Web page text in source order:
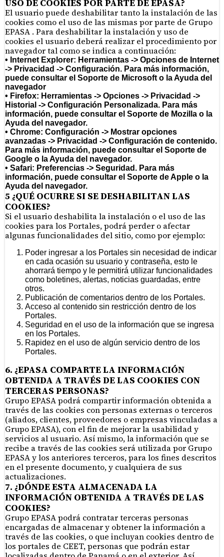
USO DE COOKIES POR PARTE DE EPASA?
El usuario puede deshabilitar tanto la instalación de las
cookies como el uso de las mismas por parte de Grupo
EPASA . Para deshabilitar la instalación y uso de
cookies el usuario deberá realizar el procedimiento por
navegador tal como se indica a continuación:
• Internet Explorer: Herramientas -> Opciones de Internet
-> Privacidad -> Configuración. Para más información,
puede consultar el Soporte de Microsoft o la Ayuda del
navegador
• Firefox: Herramientas -> Opciones -> Privacidad ->
Historial -> Configuración Personalizada. Para más
información, puede consultar el Soporte de Mozilla o la
Ayuda del navegador.
• Chrome: Configuración -> Mostrar opciones
avanzadas -> Privacidad -> Configuración de contenido.
Para más información, puede consultar el Soporte de
Google o la Ayuda del navegador.
• Safari: Preferencias -> Seguridad. Para más
información, puede consultar el Soporte de Apple o la
Ayuda del navegador.
5 ¿QUÉ OCURRE SI SE DESHABILITAN LAS
COOKIES?
Si el usuario deshabilita la instalación o el uso de las
cookies para los Portales, podrá perder o afectar
algunas funcionalidades del sitio, como por ejemplo:
Poder ingresar a los Portales sin necesidad de indicar
en cada ocasión su usuario y contraseña, esto le
ahorrará tiempo y le permitirá utilizar funcionalidades
como boletines, alertas, noticias guardadas, entre
otros.
Publicación de comentarios dentro de los Portales.
Acceso al contenido sin restricción dentro de los
Portales.
Seguridad en el uso de la información que se ingresa
en los Portales.
Rapidez en el uso de algún servicio dentro de los
Portales.
6. ¿EPASA COMPARTE LA INFORMACIÓN
OBTENIDA A TRAVÉS DE LAS COOKIES CON
TERCERAS PERSONAS?
Grupo EPASA podrá compartir información obtenida a
través de las cookies con personas externas o terceros
(aliados, clientes, proveedores o empresas vinculadas a
Grupo EPASA), con el fin de mejorar la usabilidad y
servicios al usuario. Así mismo, la información que se
recibe a través de las cookies será utilizada por Grupo
EPASA y los anteriores terceros, para los fines descritos
en el presente documento, y cualquiera de sus
actualizaciones.
7. ¿DÓNDE ESTA ALMACENADA LA
INFORMACIÓN OBTENIDA A TRAVÉS DE LAS
COOKIES?
Grupo EPASA podrá contratar terceras personas
encargadas de almacenar y obtener la información a
través de las cookies, o que incluyan cookies dentro de
los portales de CEET, personas que podrán estar